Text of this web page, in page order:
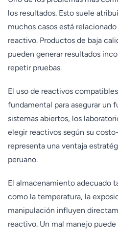
los resultados. Esto suele
muchos casos está
reactivo. Productos de baja
pueden generar resultados
repetir pruebas.
El uso de reactivos
fundamental para asegurar un
sistemas abiertos, los
elegir reactivos según su
representa una ventaja
peruano.
El almacenamiento adecuado
como la temperatura, la
manipulación influyen
reactivo. Un mal manejo